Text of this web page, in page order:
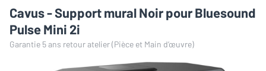
Cavus - Support mural Noir pour Bluesound
Pulse Mini 2i
Garantie 5 ans retour atelier (Pièce et Main d’œuvre)